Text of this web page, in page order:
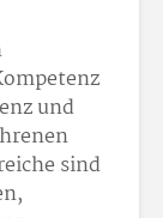
und
sind